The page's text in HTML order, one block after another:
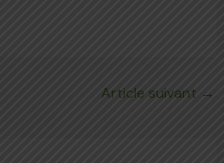
Article suivant →